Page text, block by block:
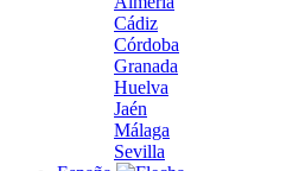
Cádiz
Córdoba
Granada
Huelva
Jaén
Málaga
Sevilla